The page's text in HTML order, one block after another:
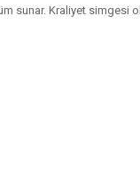
sunar. Kraliyet simgesi